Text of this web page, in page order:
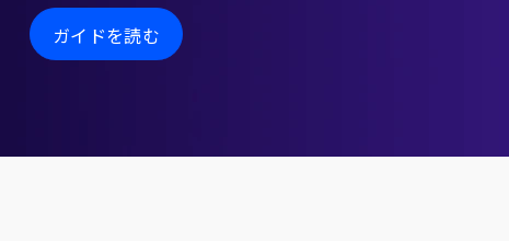
ガイドを読む